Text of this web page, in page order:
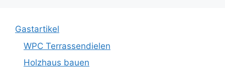
Gastartikel
WPC Terrassendielen
Holzhaus bauen